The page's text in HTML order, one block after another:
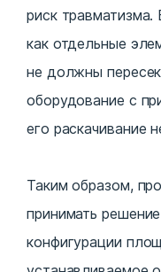
риск
как отдельные
не должны
оборудование с
его раскачивание
Таким образом,
принимать
конфигурации